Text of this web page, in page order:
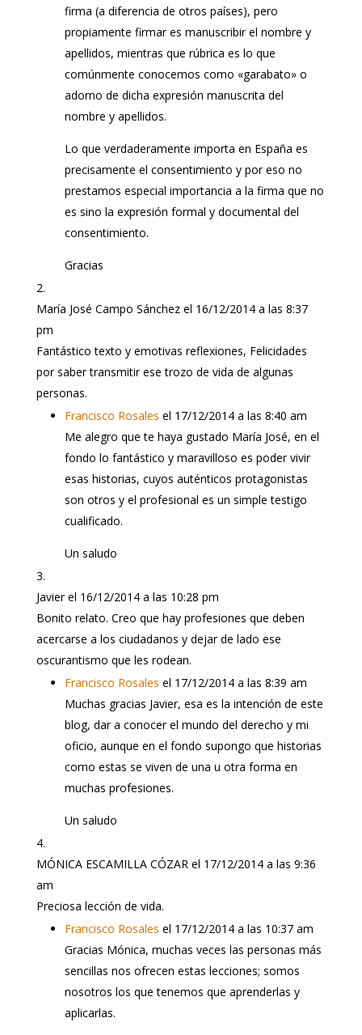
firma (a diferencia de otros países), pero
propiamente firmar es manuscribir el nombre y
apellidos, mientras que rúbrica es lo que
comúnmente conocemos como «garabato» o
adorno de dicha expresión manuscrita del
nombre y apellidos.
Lo que verdaderamente importa en España es
precisamente el consentimiento y por eso no
prestamos especial importancia a la firma que no
es sino la expresión formal y documental del
consentimiento.
Gracias
María José Campo Sánchez el 16/12/2014 a las 8:37
pm
Fantástico texto y emotivas reflexiones, Felicidades
por saber transmitir ese trozo de vida de algunas
personas.
Francisco Rosales el 17/12/2014 a las 8:40 am
Me alegro que te haya gustado María José, en el
fondo lo fantástico y maravilloso es poder vivir
esas historias, cuyos auténticos protagonistas
son otros y el profesional es un simple testigo
cualificado.
Un saludo
Javier el 16/12/2014 a las 10:28 pm
Bonito relato. Creo que hay profesiones que deben
acercarse a los ciudadanos y dejar de lado ese
oscurantismo que les rodean.
Francisco Rosales el 17/12/2014 a las 8:39 am
Muchas gracias Javier, esa es la intención de este
blog, dar a conocer el mundo del derecho y mi
oficio, aunque en el fondo supongo que historias
como estas se viven de una u otra forma en
muchas profesiones.
Un saludo
MÓNICA ESCAMILLA CÓZAR el 17/12/2014 a las 9:36
am
Preciosa lección de vida.
Francisco Rosales el 17/12/2014 a las 10:37 am
Gracias Mónica, muchas veces las personas más
sencillas nos ofrecen estas lecciones; somos
nosotros los que tenemos que aprenderlas y
aplicarlas.